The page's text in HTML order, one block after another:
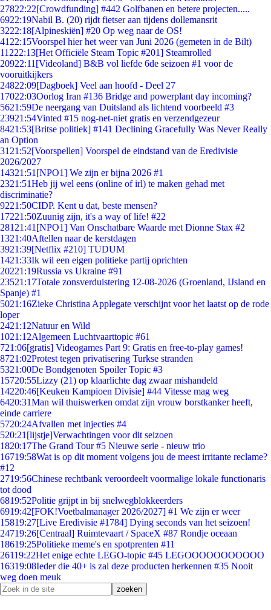
27822:22[Crowdfunding] #442 Golfbanen en betere projecten.....
6922:19Nabil B. (20) rijdt fietser aan tijdens dollemansrit
3222:18[Alpineskiën] #20 Op weg naar de OS!
41 22:15Voorspel hier het weer van Juni 2026 (gemeten in de Bilt)
11222:13[Het Officiële Steam Topic #201] Steamrolled
20922:11 [Videoland] B&B vol liefde 6de seizoen #1 voor de
vooruitkijkers
24822:09[Dagboek] Veel aan hoofd - Deel 27
17022:03Oorlog Iran #136 Bridge and powerplant day incoming?
5621:59De neergang van Duitsland als lichtend voorbeeld #3
23921:54Vinted #15 nog-net-niet gratis en verzendgezeur
8421:53[Britse politiek] #141 Declining Gracefully Was Never Really
an Option
31 21:52[Voorspellen] Voorspel de eindstand van de Eredivisie
2026/2027
14321:51 [NPO1] We zijn er bijna 2026 #1
2321:51Heb jij wel eens (online of irl) te maken gehad met
discriminatie?
9221:50CIDP. Kent u dat, beste mensen?
17221:50Zuunig zijn, it's a way of life! #22
281 21:41 [NPO1] Van Onschatbare Waarde met Dionne Stax #2
1321:40Aftellen naar de kerstdagen
3921:39[Netflix #210] TUDUM
1421:33Ik wil een eigen politieke partij oprichten
20221:19Russia vs Ukraine #91
23521:17Totale zonsverduistering 12-08-2026 (Groenland, IJsland en
Spanje) #1
5021:16Zieke Christina Applegate verschijnt voor het laatst op de rode
loper
2421:12Natuur en Wild
1021:12Algemeen Luchtvaarttopic #61
721:06[gratis] Videogames Part 9: Gratis en free-to-play games!
8721:02Protest tegen privatisering Turkse stranden
5321:00De Bondgenoten Spoiler Topic #3
15720:55Lizzy (21) op klaarlichte dag zwaar mishandeld
14220:46[Keuken Kampioen Divisie] #44 Vitesse mag weg
6420:31Man wil thuiswerken omdat zijn vrouw borstkanker heeft,
einde carriere
5720:24Afvallen met injecties #4
520:21 [lijstje]Verwachtingen voor dit seizoen
1820:17The Grand Tour #5 Nieuwe serie - nieuw trio
16719:58Wat is op dit moment volgens jou de meest irritante reclame?
#12
2719:56Chinese rechtbank veroordeelt voormalige lokale functionaris
tot dood
6819:52Politie grijpt in bij snelwegblokkeerders
6919:42[FOK!Voetbalmanager 2026/2027] #1 We zijn er weer
15819:27[Live Eredivisie #1784] Dying seconds van het seizoen!
24719:26[Centraal] Ruimtevaart / SpaceX #87 Rondje oceaan
18619:25Politieke meme's en spotprenten #11
26119:22Het enige echte LEGO-topic #45 LEGOOOOOOOOOOO
16319:08Ieder die 40+ is zal deze producten herkennen #35 Nooit
weg doen meuk